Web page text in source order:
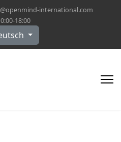
international.com
18:00
auswählen